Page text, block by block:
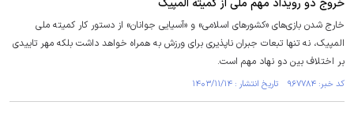
خروج دو رویداد مهم ملی از کمیته المپیک
خارج شدن بازی‌های «کشور‌های اسلامی» و «آسیایی جوانان» از دستور کار کمیته ملی
المپیک، نه تنها تبعات جبران ناپذیری برای ورزش به همراه خواهد داشت بلکه مهر تاییدی
بر اختلاف بین دو نهاد مهم است.
کد خبر: ۹۶۷۷۸۴ تاریخ انتشار : ۱۴۰۳/۱۱/۱۴